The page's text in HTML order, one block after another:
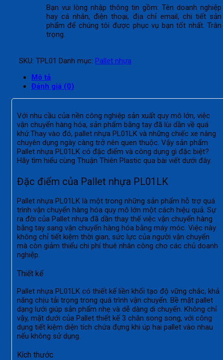
Bạn vui lòng nhập thông tin gồm: Tên doanh nghiệp
hay cá nhân, điện thoại, địa chỉ email, chi tiết sản
phẩm để chúng tôi được phục vụ bạn tốt nhất. Trân
trọng.
SKU: TPL01 Danh mục: Pallet nhựa
Mô tả
Đánh giá (0)
Với nhu cầu của nền công nghiệp sản xuất quy mô lớn, việc
vận chuyển hàng hóa, sản phẩm bằng tay đã lùi dần về quá
khứ.Thay vào đó, pallet nhựa PL01LK và những chiếc xe nâng
chuyên dụng ngày càng trở nên quen thuộc. Vậy sản phẩm
Pallet nhựa PL01LK có đặc điểm và công dụng gì đặc biệt?
Hãy tìm hiểu cùng Thuận Thiên Plastic qua bài viết dưới đây.
Đặc điểm của Pallet nhựa PL01LK
Pallet nhựa PL01LK là một trong những sản phẩm hỗ trợ quá
trình vận chuyển hàng hóa quy mô lớn một cách hiệu quả. Sự
ra đời của Pallet nhựa đã dần thay thế việc vận chuyển hàng
bằng tay sang vận chuyển hàng hóa bằng máy móc. Việc này
không chỉ tiết kiệm thời gian, sức lực của người vận chuyển
mà còn giảm thiểu chi phí thuê nhân công cho các chủ doanh
nghiệp.
Thiết kế
Pallet nhựa PL01LK có thiết kế liền khối tạo độ vững chắc, khả
năng chịu tải trọng trong quá trình vận chuyển. Bề mặt pallet
dạng lưới giúp sản phẩm nhẹ và dễ dàng di chuyển. Không chỉ
vậy, mặt dưới của Pallet thiết kế 3 chân song song, với công
dụng tiết kiệm diện tích chứa đựng khi úp hai pallet vào nhau
nếu không sử dụng.
Kích thước